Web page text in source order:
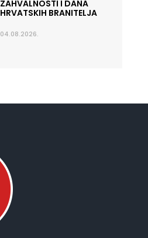
ZAHVALNOSTI I DANA
HRVATSKIH BRANITELJA
04.08.2026.